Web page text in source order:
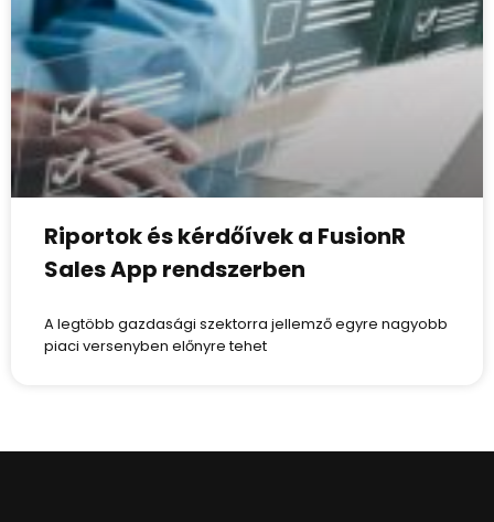
Riportok és kérdőívek a FusionR
Sales App rendszerben
A legtöbb gazdasági szektorra jellemző egyre nagyobb
piaci versenyben előnyre tehet